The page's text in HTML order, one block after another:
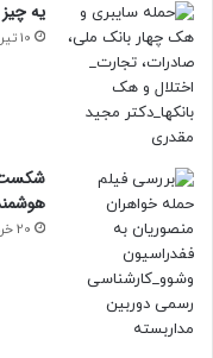
یه چیز
10 تیر 1405
شکست
20 خرداد 1405